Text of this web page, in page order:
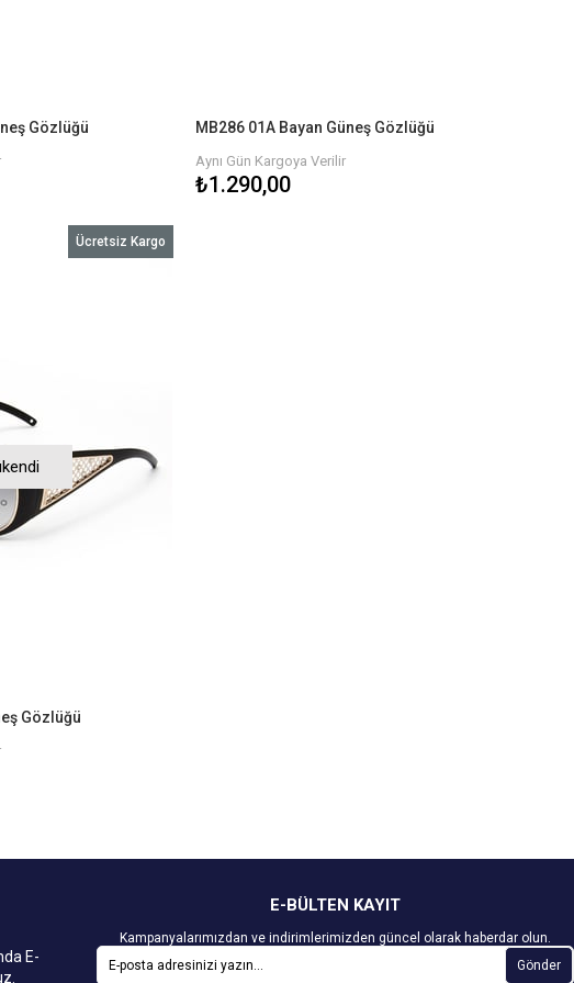
Gözlüğü MB286 01A Bayan Güneş Gözlüğü
Aynı Gün Kargoya Verilir
₺1.290,00
Gözlüğü
Ücretsiz Kargo
E-
E-BÜLTEN KAYIT
Kampanyalarımızdan ve indirimlerimizden güncel olarak haberdar olun.
Gönder